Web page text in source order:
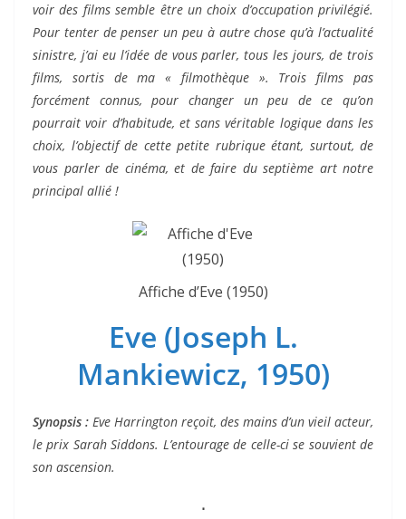
voir des films semble être un choix d’occupation privilégié.
Pour tenter de penser un peu à autre chose qu’à l’actualité
sinistre, j’ai eu l’idée de vous parler, tous les jours, de trois
films, sortis de ma « filmothèque ». Trois films pas
forcément connus, pour changer un peu de ce qu’on
pourrait voir d’habitude, et sans véritable logique dans les
choix, l’objectif de cette petite rubrique étant, surtout, de
vous parler de cinéma, et de faire du septième art notre
principal allié !
Affiche d’Eve (1950)
Eve (Joseph L.
Mankiewicz, 1950)
Synopsis : Eve Harrington reçoit, des mains d’un vieil acteur,
le prix Sarah Siddons. L’entourage de celle-ci se souvient de
son ascension.
⋅